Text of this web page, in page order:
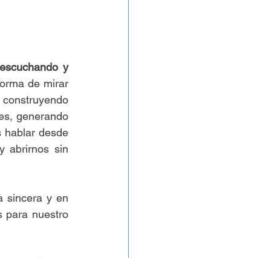
escuchando y
de mirar
generando
hablar desde
abrirnos sin
sincera y en